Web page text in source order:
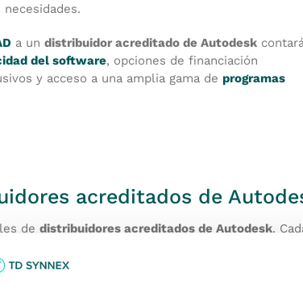
a un distribuidor acreditado de Autodesk
del software, opciones de financiación
y acceso a una amplia gama de programas
acreditados de
de distribuidores acreditados de Autodesk.
Platinum suelen ser los principales